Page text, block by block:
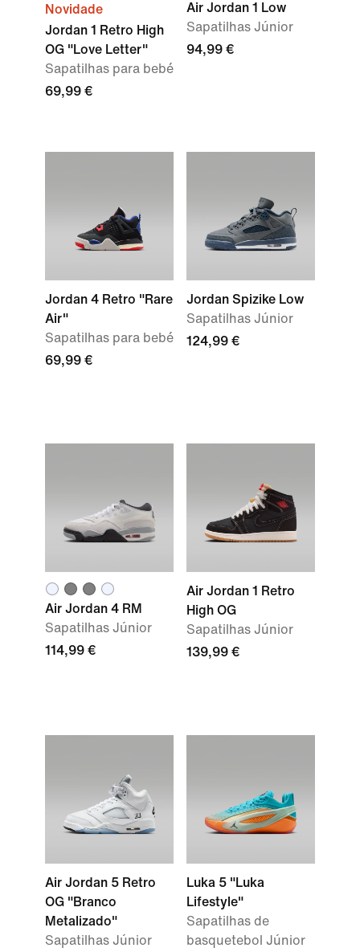
Novidade
Jordan 1 Retro High
OG "Love Letter"
Sapatilhas para bebé
69,99 €
Air Jordan 1 Low
Sapatilhas Júnior
94,99 €
Jordan 4 Retro "Rare
Air"
Sapatilhas para bebé
69,99 €
Jordan Spizike Low
Sapatilhas Júnior
124,99 €
Air Jordan 4 RM
Sapatilhas Júnior
114,99 €
Air Jordan 1 Retro
High OG
Sapatilhas Júnior
139,99 €
Air Jordan 5 Retro
OG "Branco
Metalizado"
Sapatilhas Júnior
Luka 5 "Luka
Lifestyle"
Sapatilhas de
basquetebol Júnior